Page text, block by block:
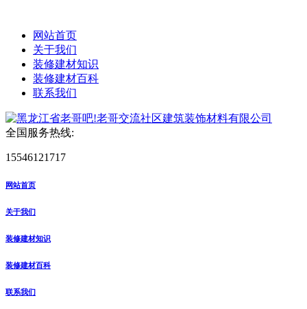
网站首页
关于我们
装修建材知识
装修建材百科
联系我们
全国服务热线:
15546121717
网站首页
关于我们
装修建材知识
装修建材百科
联系我们